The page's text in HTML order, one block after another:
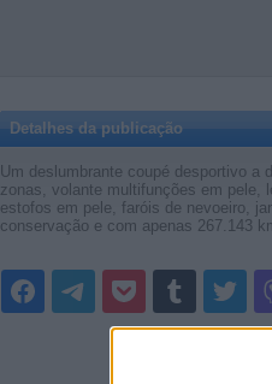
Detalhes da publicação
Um deslumbrante coupé desportivo a
zonas, volante multifunções em pele,
estofos em pele, faróis de nevoeiro,
conservação e com apenas 267.143